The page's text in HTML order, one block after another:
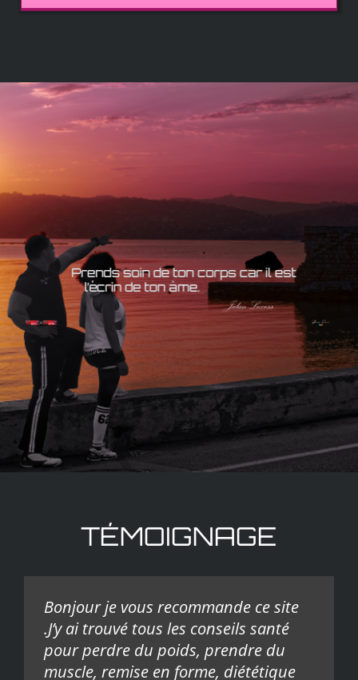
TÉMOIGNAGE
Bonjour je vous recommande ce site
.J’y ai trouvé tous les conseils santé
pour perdre du poids, prendre du
muscle, remise en forme, diététique